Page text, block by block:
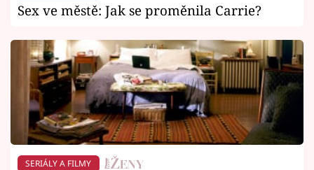
Sex ve městě: Jak se proměnila Carrie?
SERIÁLY A FILMY